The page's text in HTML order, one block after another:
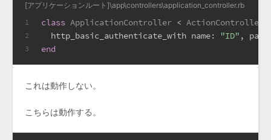
[アプリケーションルート]\app\controllers\application_controller.rb
1
2
3
class ApplicationController <
  http_basic_authenticate_with
name: "ID" ,
end
これは動作しない。
こちらは動作する。